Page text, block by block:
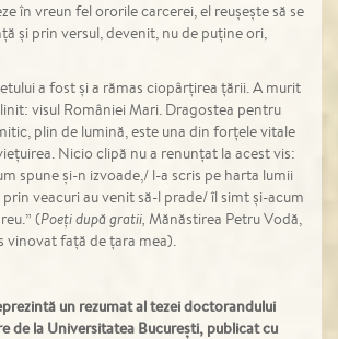
în vreun fel ororile carcerei, el reușește să se
și prin versul, devenit, nu de puține ori,
a fost și a rămas ciopârțirea țării. A murit
visul României Mari. Dragostea pentru
plin de lumină, este una din forțele vitale
Nicio clipă nu a renunțat la acest vis:
spune și-n izvoade,/ l-a scris pe harta lumii
veacuri au venit să-l prade/ îl simt și-acum
(Poeți după gratii, Mănăstirea Petru Vodă,
vinovat față de țara mea).
un rezumat al tezei doctorandului
de la Universitatea București, publicat cu